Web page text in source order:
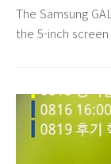
The Samsung
the 5-inch
out with its built
Under the hood,
Android 2.3